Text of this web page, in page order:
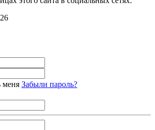
меня Забыли пароль?